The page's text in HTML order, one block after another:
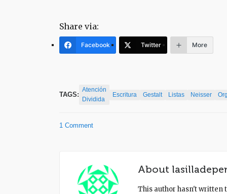
Share via:
Facebook Twitter More
TAGS:
Atención
Dividida
Escritura Gestalt Listas Neisser
1 Comment
About
This author hasn't written